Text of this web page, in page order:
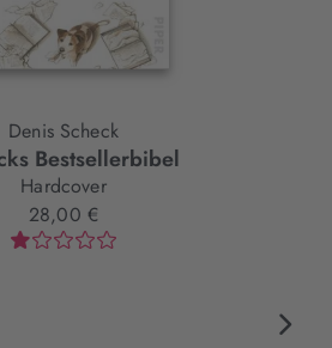
Denis Scheck
Bestsellerbibel
Hardcover
28,00 €